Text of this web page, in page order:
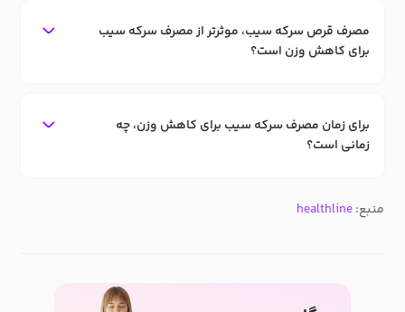
مصرف قرص سرکه سیب، موثرتر از مصرف سرکه سیب
برای کاهش وزن است؟
برای زمان مصرف سرکه سیب برای کاهش وزن، چه
زمانی است؟
منبع:healthline